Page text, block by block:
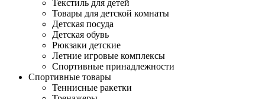
Текстиль для детей
Товары для детской комнаты
Детская посуда
Детская обувь
Рюкзаки детские
Летние игровые комплексы
Спортивные принадлежности
Спортивные товары
Теннисные ракетки